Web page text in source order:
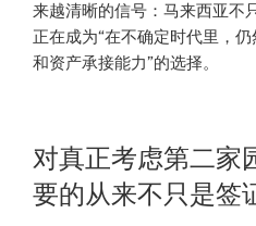
来越清晰的信号：马来西亚不
正在成为“在不确定时代里，
和资产承接能力”的选择。
对真正考虑第二家
要的从来不只是签